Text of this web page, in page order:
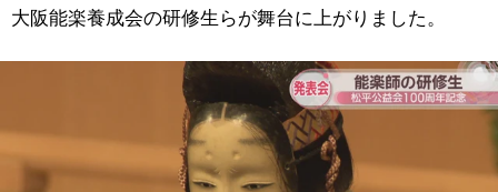
大阪能楽養成会の研修生らが舞台に上がりました。